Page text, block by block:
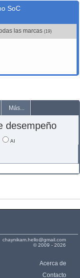
SoC
las marcas (19)
Más...
desempeño
AI
chaynikam.hello@gmail.com
© 2009 - 2026
Acerca de
Contacto